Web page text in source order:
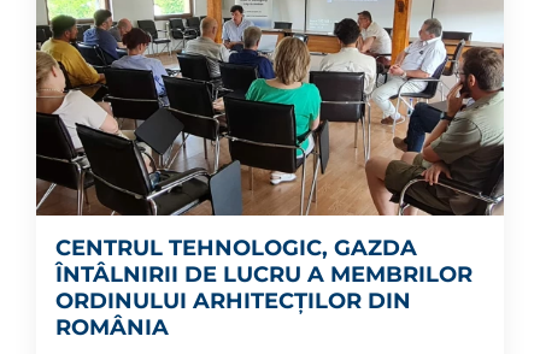
CENTRUL TEHNOLOGIC, GAZDA
ÎNTÂLNIRII DE LUCRU A MEMBRILOR
ORDINULUI ARHITECȚILOR DIN
ROMÂNIA